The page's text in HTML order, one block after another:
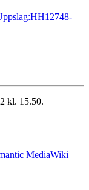
kl. 15.50.
MediaWiki